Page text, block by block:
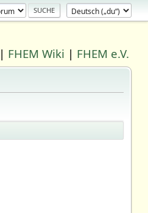
FHEM Wiki | FHEM e.V.